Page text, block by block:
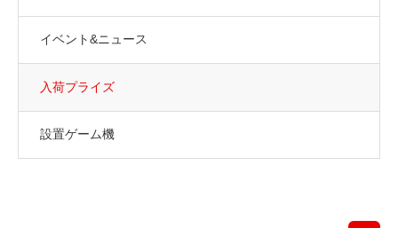
イベント&ニュース
入荷プライズ
設置ゲーム機